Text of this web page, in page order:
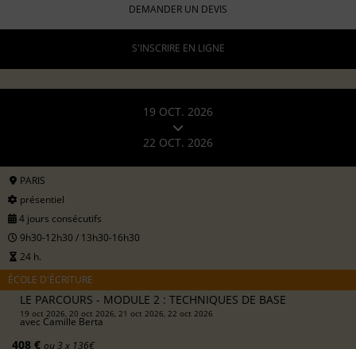
DEMANDER UN DEVIS
S'INSCRIRE EN LIGNE
19 OCT. 2026
22 OCT. 2026
PARIS
présentiel
4 jours consécutifs
9h30-12h30 / 13h30-16h30
24 h.
ÉCOLE D'ÉCRITURE
LE PARCOURS - MODULE 2 : TECHNIQUES DE BASE
19 oct 2026, 20 oct 2026, 21 oct 2026, 22 oct 2026
avec Camille Berta
408 € ou 3 x 136€